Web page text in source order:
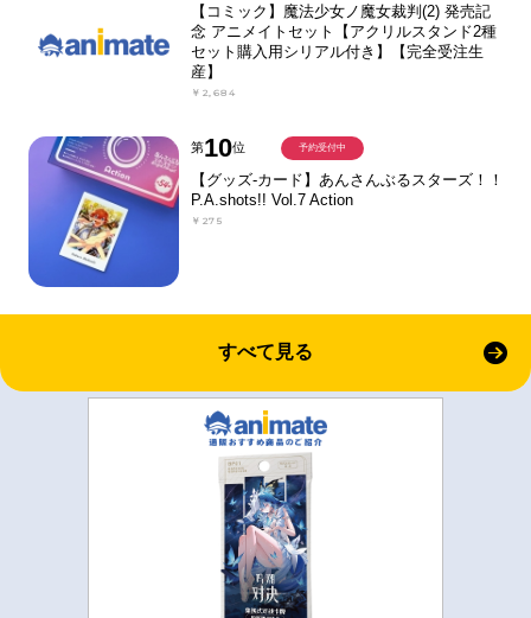
【コミック】魔法少女ノ魔女裁判(2) 発売記
念 アニメイトセット【アクリルスタンド2種
セット購入用シリアル付き】【完全受注生
産】
￥2,684
第10位
【グッズ-カード】あんさんぶるスターズ！！
P.A.shots!! Vol.7 Action
￥275
予約受付中
すべて見る